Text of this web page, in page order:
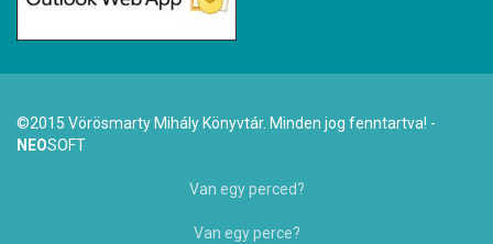
©2015 Vörösmarty Mihály Könyvtár. Minden jog fenntartva! -
NEOSOFT
Van egy perced?
Van egy perce?